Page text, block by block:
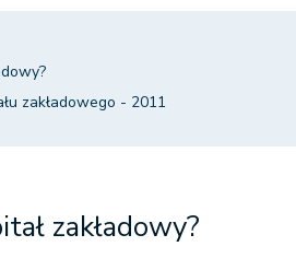
zakładowego - 2011
zakładowy?